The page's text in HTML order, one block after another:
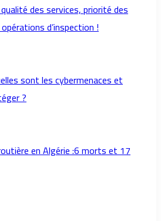
des services, priorité des
d’inspection !
sont les cybermenaces et
?
en Algérie :6 morts et 17